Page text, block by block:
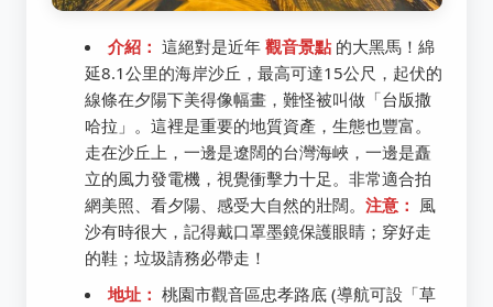
介紹： 這絕對是近年 觀音景點的大黑馬！綿
延8.1公里的海岸沙丘，最高可達15公尺，起伏的
線條在夕陽下美得像幅畫，難怪被叫做「台版撒
哈拉」。這裡是重要的地質資產，生態也豐富。
走在沙丘上，一邊是遼闊的台灣海峽，一邊是矗
立的風力發電機，視覺衝擊力十足。非常適合拍
網美照、看夕陽、感受大自然的壯闊。 注意： 風
沙有時很大，記得戴口罩墨鏡保護眼睛；穿好走
的鞋；垃圾請務必帶走！
地址： 桃園市觀音區忠孝路底 (導航可設「草